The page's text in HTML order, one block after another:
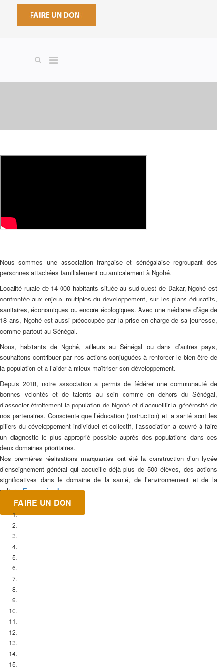
Nous sommes une association française et sénégalaise regroupant des
personnes attachées familialement ou amicalement à Ngohé.
Localité rurale de 14 000 habitants située au sud-ouest de Dakar, Ngohé est
confrontée aux enjeux multiples du développement, sur les plans éducatifs,
sanitaires, économiques ou encore écologiques. Avec une médiane d’âge de
18 ans, Ngohé est aussi préoccupée par la prise en charge de sa jeunesse,
comme partout au Sénégal.
Nous, habitants de Ngohé, ailleurs au Sénégal ou dans d’autres pays,
souhaitons contribuer par nos actions conjuguées à renforcer le bien-être de
la population et à l’aider à mieux maîtriser son développement.
Depuis 2018, notre association a permis de fédérer une communauté de
bonnes volontés et de talents au sein comme en dehors du Sénégal,
d’associer étroitement la population de Ngohé et d’accueillir la générosité de
nos partenaires. Consciente que l’éducation (instruction) et la santé sont les
piliers du développement individuel et collectif, l’association a œuvré à faire
un diagnostic le plus approprié possible auprès des populations dans ces
deux domaines prioritaires.
Nos premières réalisations marquantes ont été la construction d’un lycée
d’enseignement général qui accueille déjà plus de 500 élèves, des actions
significatives dans le domaine de la santé, de l’environnement et de la
culture.En savoir plus
FAIRE UN DON